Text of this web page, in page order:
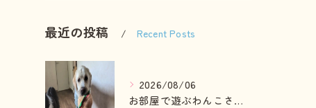
最近の投稿 Recent Posts
2026/08/06
お部屋で遊ぶわんこさん💓